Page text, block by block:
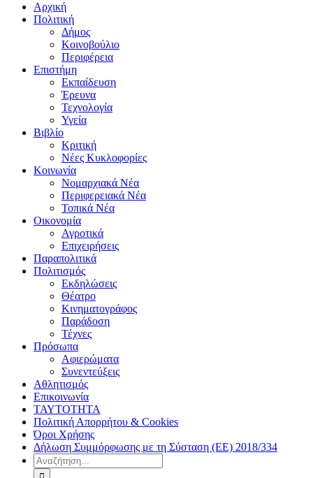
Αρχική
Πολιτική
Δήμος
Κοινοβούλιο
Περιφέρεια
Επιστήμη
Εκπαίδευση
Έρευνα
Τεχνολογία
Υγεία
Βιβλίο
Κριτική
Νέες Κυκλοφορίες
Κοινωνία
Νομαρχιακά Νέα
Περιφερειακά Νέα
Τοπικά Νέα
Οικονομία
Αγροτικά
Επιχειρήσεις
Παραπολιτικά
Πολιτισμός
Εκδηλώσεις
Θέατρο
Κινηματογράφος
Παράδοση
Τέχνες
Πρόσωπα
Αφιερώματα
Συνεντεύξεις
Αθλητισμός
Επικοινωνία
ΤΑΥΤΟΤΗΤΑ
Πολιτική Απορρήτου & Cookies
Όροι Χρήσης
Δήλωση Συμμόρφωσης με τη Σύσταση (ΕΕ) 2018/334
Αναζήτηση
για: